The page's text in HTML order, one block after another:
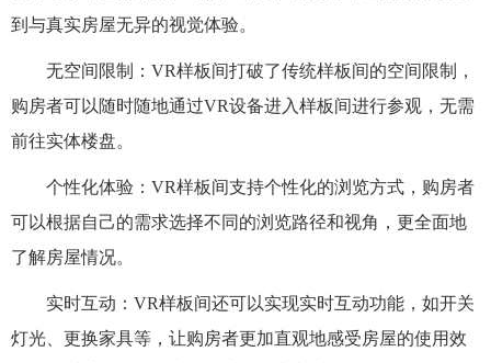
到与真实房屋无异的视觉体验。
无空间限制：VR样板间打破了传统样板间的空间限制，
购房者可以随时随地通过VR设备进入样板间进行参观，无需
前往实体楼盘。
个性化体验：VR样板间支持个性化的浏览方式，购房者
可以根据自己的需求选择不同的浏览路径和视角，更全面地
了解房屋情况。
实时互动：VR样板间还可以实现实时互动功能，如开关
灯光、更换家具等，让购房者更加直观地感受房屋的使用效